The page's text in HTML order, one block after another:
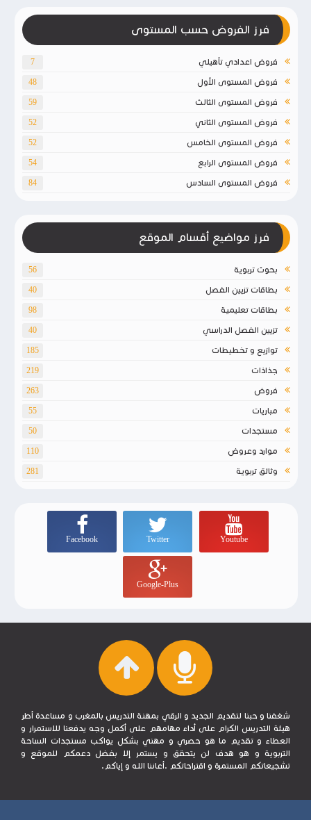
فرز الفروض حسب المستوى
فروض اعدادي تأهيلي 7
فروض المستوى الأول 48
فروض المستوى الثالث 59
فروض المستوى الثاني 52
فروض المستوى الخامس 52
فروض المستوى الرابع 54
فروض المستوى السادس 84
فرز مواضيع أقسام الموقع
بحوث تربوية 56
بطاقات تزيين الفصل 40
بطاقات تعليمية 98
تزيين الفصل الدراسي 40
توازيع و تخطيطات 185
جذاذات 219
فروض 263
مباريات 55
مستجدات 50
موارد وعروض 110
وثائق تربوية 281
Youtube
Twitter
Facebook
Google-Plus
شغفنا و حبنا لتقديم الجديد و الرقي بمهنة التدريس بالمغرب و مساعدة أطر
هيئة التدريس الكرام على أداء مهامهم على أكمل وجه يدفعنا للاستمرار و
العطاء و تقديم ما هو حصري و مهني بشكل يواكب مستجدات الساحة
التربوية و هو هدف لن يتحقق و يستمر إلا بفضل دعمكم للموقع و
تشجيعاتكم المستمرة و اقتراحاتكم .أعاننا الله و إياكم.